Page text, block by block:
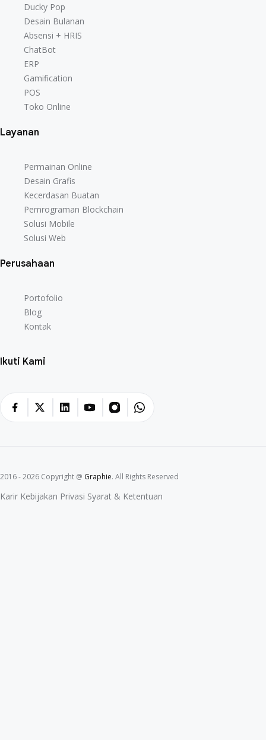
Ducky Pop
Ducky Pop
Desain Bulanan
Desain Bulanan
Absensi + HRIS
Absensi + HRIS
ChatBot
ChatBot
ERP
ERP
Gamification
Gamification
POS
POS
Toko Online
Layanan
Permainan Online
Permainan Online
Desain Grafis
Desain Grafis
Kecerdasan Buatan
Kecerdasan Buatan
Pemrograman Blockchain
Pemrograman Blockchain
Solusi Mobile
Solusi Mobile
Solusi Web
Perusahaan
Portofolio
Portofolio
Blog
Blog
Kontak
Ikuti Kami
2016 - 2026 Copyright @ Graphie. All Rights Reserved
Karir Kebijakan Privasi Syarat & Ketentuan